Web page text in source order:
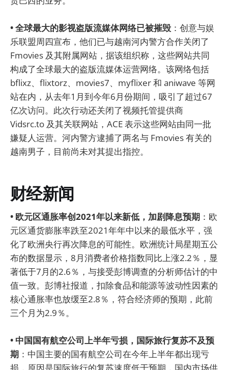
• 全球最大的影视盗版流媒体网络已被摧毁 ：创意与娱
乐联盟周四宣布，他们已与越南河内警方合作关闭了
Fmovies 及其附属网站，据该组织称，这些网站共同
构成了全球最大的盗版流媒体运营网络。该网络包括
bflixz、flixtorz、movies7、myflixer 和 aniwave 等网
站在内，从去年1月到今年6月份期间，吸引了超过67
亿次访问。此次行动还关闭了视频托管提供商
Vidsrc.to 及其关联网站，ACE 表示这些网站由同一批
嫌疑人运营。河内警方逮捕了两名与 Fmovies 有关的
越南男子，目前尚未对其提出指控。
财经新闻
• 欧元区通胀率创2021年以来新低，加剧降息预期 ：欧
元区通货膨胀率跌至2021年年中以来的最低水平，强
化了欧洲央行再次降息的可能性。欧洲统计局星期五公
布的数据显示，8月消费者价格指数同比上涨2.2％，显
著低于7月的2.6％，与接受彭博调查的分析师估计的中
值一致。彭博社报道，扣除食品和能源等波动性因素的
核心通胀率也放缓至2.8％，符合经济师的预期，此前
三个月为2.9％。
• 中国国有航空公司上半年亏损，国际旅行复苏不及预
期 ：中国主要的国有航空公司在今年上半年都出现亏